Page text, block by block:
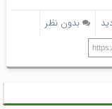
بدون نظر